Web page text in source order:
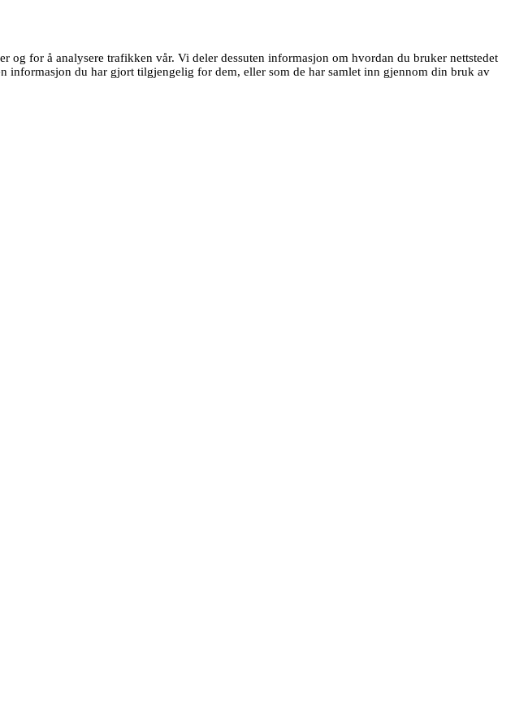
for å analysere trafikken vår. Vi deler dessuten informasjon om hvordan du bruker nettstedet
informasjon du har gjort tilgjengelig for dem, eller som de har samlet inn gjennom din bruk av